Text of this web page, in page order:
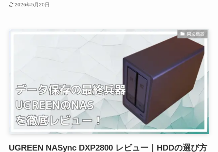
2026年5月20日
周辺機器
UGREEN NASync DXP2800 レビュー｜HDDの選び方